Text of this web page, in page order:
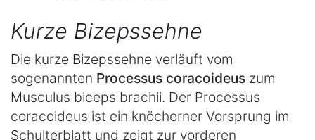
Kurze Bizepssehne
Die kurze Bizepssehne verläuft vom
sogenannten Processus coracoideus zum
Musculus biceps brachii. Der Processus
coracoideus ist ein knöcherner Vorsprung im
Schulterblatt und zeigt zur vorderen